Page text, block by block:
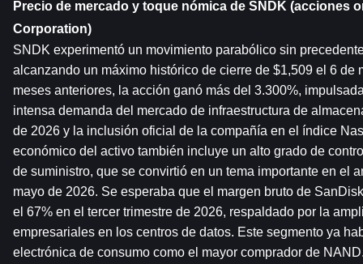
Precio de mercado y toque nómica de SNDK (acciones
Corporation)
SNDK experimentó un movimiento parabólico sin
alcanzando un máximo histórico de cierre de $1,509 el 6 de
meses anteriores, la acción ganó más del 3.300%,
intensa demanda del mercado de infraestructura de
de 2026 y la inclusión oficial de la compañía en el índice
económico del activo también incluye un alto grado de
de suministro, que se convirtió en un tema importante en el
mayo de 2026. Se esperaba que el margen bruto de
el 67% en el tercer trimestre de 2026, respaldado por la
empresariales en los centros de datos. Este segmento ya
electrónica de consumo como el mayor comprador de